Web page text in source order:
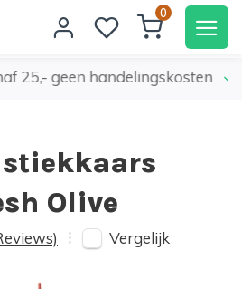
0
25,- geen handelingskosten
Olive
Vergelijk